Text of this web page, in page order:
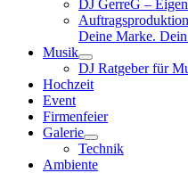
DJ GerreG –
Deine Marke.
Musik
DJ Ratgeber für
Hochzeit
Event
Firmenfeier
Galerie
Technik
Ambiente